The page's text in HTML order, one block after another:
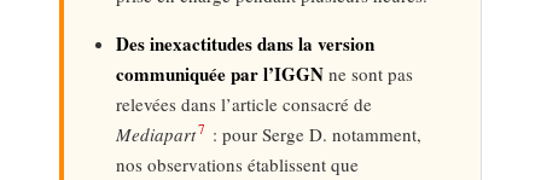
Des inexactitudes dans la version
communiquée par l’IGGNne sont pas
relevées dans l’article consacré de
Mediapart7 : pour Serge D. notamment,
nos observations établissent que